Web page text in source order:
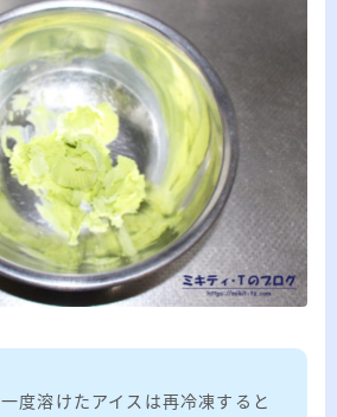
一度溶けたアイスは再冷凍すると